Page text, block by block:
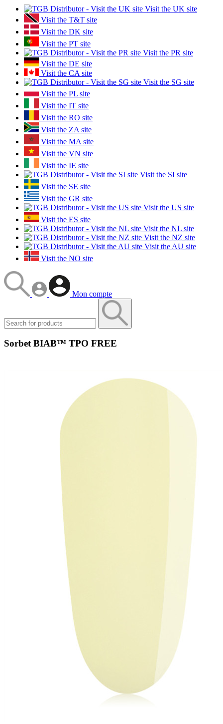
Visit the UK site
Visit the T&T site
Visit the DK site
Visit the PT site
Visit the PR site
Visit the DE site
Visit the CA site
Visit the SG site
Visit the PL site
Visit the IT site
Visit the RO site
Visit the ZA site
Visit the MA site
Visit the VN site
Visit the IE site
Visit the SI site
Visit the SE site
Visit the GR site
Visit the US site
Visit the ES site
Visit the NL site
Visit the NZ site
Visit the AU site
Visit the NO site
Mon compte
Sorbet BIAB™ TPO FREE